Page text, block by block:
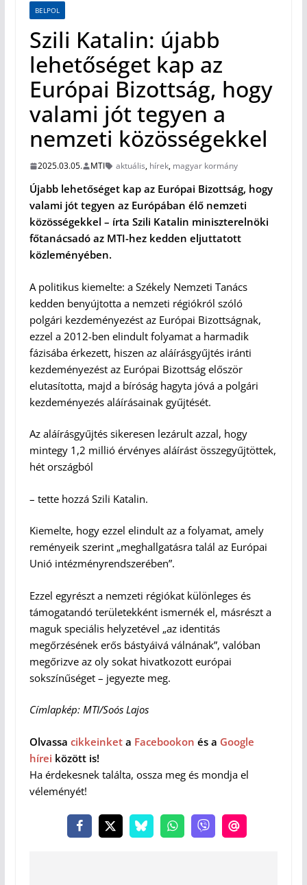
BELPOL
Szili Katalin: újabb
lehetőséget kap az
Európai Bizottság, hogy
valami jót tegyen a
nemzeti közösségekkel
2025.03.05. MTI aktuális, hírek, magyar kormány
Újabb lehetőséget kap az Európai Bizottság, hogy
valami jót tegyen az Európában élő nemzeti
közösségekkel – írta Szili Katalin miniszterelnöki
főtanácsadó az MTI-hez kedden eljuttatott
közleményében.
A politikus kiemelte: a Székely Nemzeti Tanács
kedden benyújtotta a nemzeti régiókról szóló
polgári kezdeményezést az Európai Bizottságnak,
ezzel a 2012-ben elindult folyamat a harmadik
fázisába érkezett, hiszen az aláírásgyűjtés iránti
kezdeményezést az Európai Bizottság először
elutasította, majd a bíróság hagyta jóvá a polgári
kezdeményezés aláírásainak gyűjtését.
Az aláírásgyűjtés sikeresen lezárult azzal, hogy
mintegy 1,2 millió érvényes aláírást összegyűjtöttek,
hét országból
– tette hozzá Szili Katalin.
Kiemelte, hogy ezzel elindult az a folyamat, amely
reményeik szerint „meghallgatásra talál az Európai
Unió intézményrendszerében”.
Ezzel egyrészt a nemzeti régiókat különleges és
támogatandó területekként ismernék el, másrészt a
maguk speciális helyzetével „az identitás
megőrzésének erős bástyáivá válnának”, valóban
megőrizve az oly sokat hivatkozott európai
sokszínűséget – jegyezte meg.
Címlapkép: MTI/Soós Lajos
Olvassa cikkeinketa Facebookon és a Google
hírei között is!
Ha érdekesnek találta, ossza meg és mondja el
véleményét!